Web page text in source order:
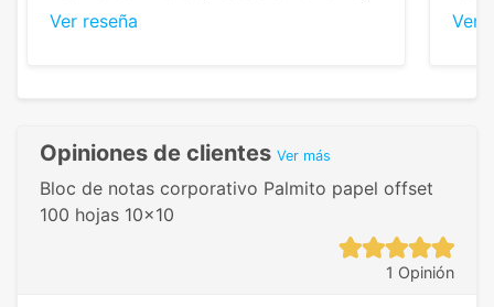
diferencia, con libretas de muy buena calidad
previsualizarlas (las adjunto) y llegaron tal
cual, sin el menor problema. Totalmente
Ver reseña Ver
Opiniones de clientes Ver más
Bloc de notas corporativo Palmito papel offset
100 hojas 10x10
1 Opinión